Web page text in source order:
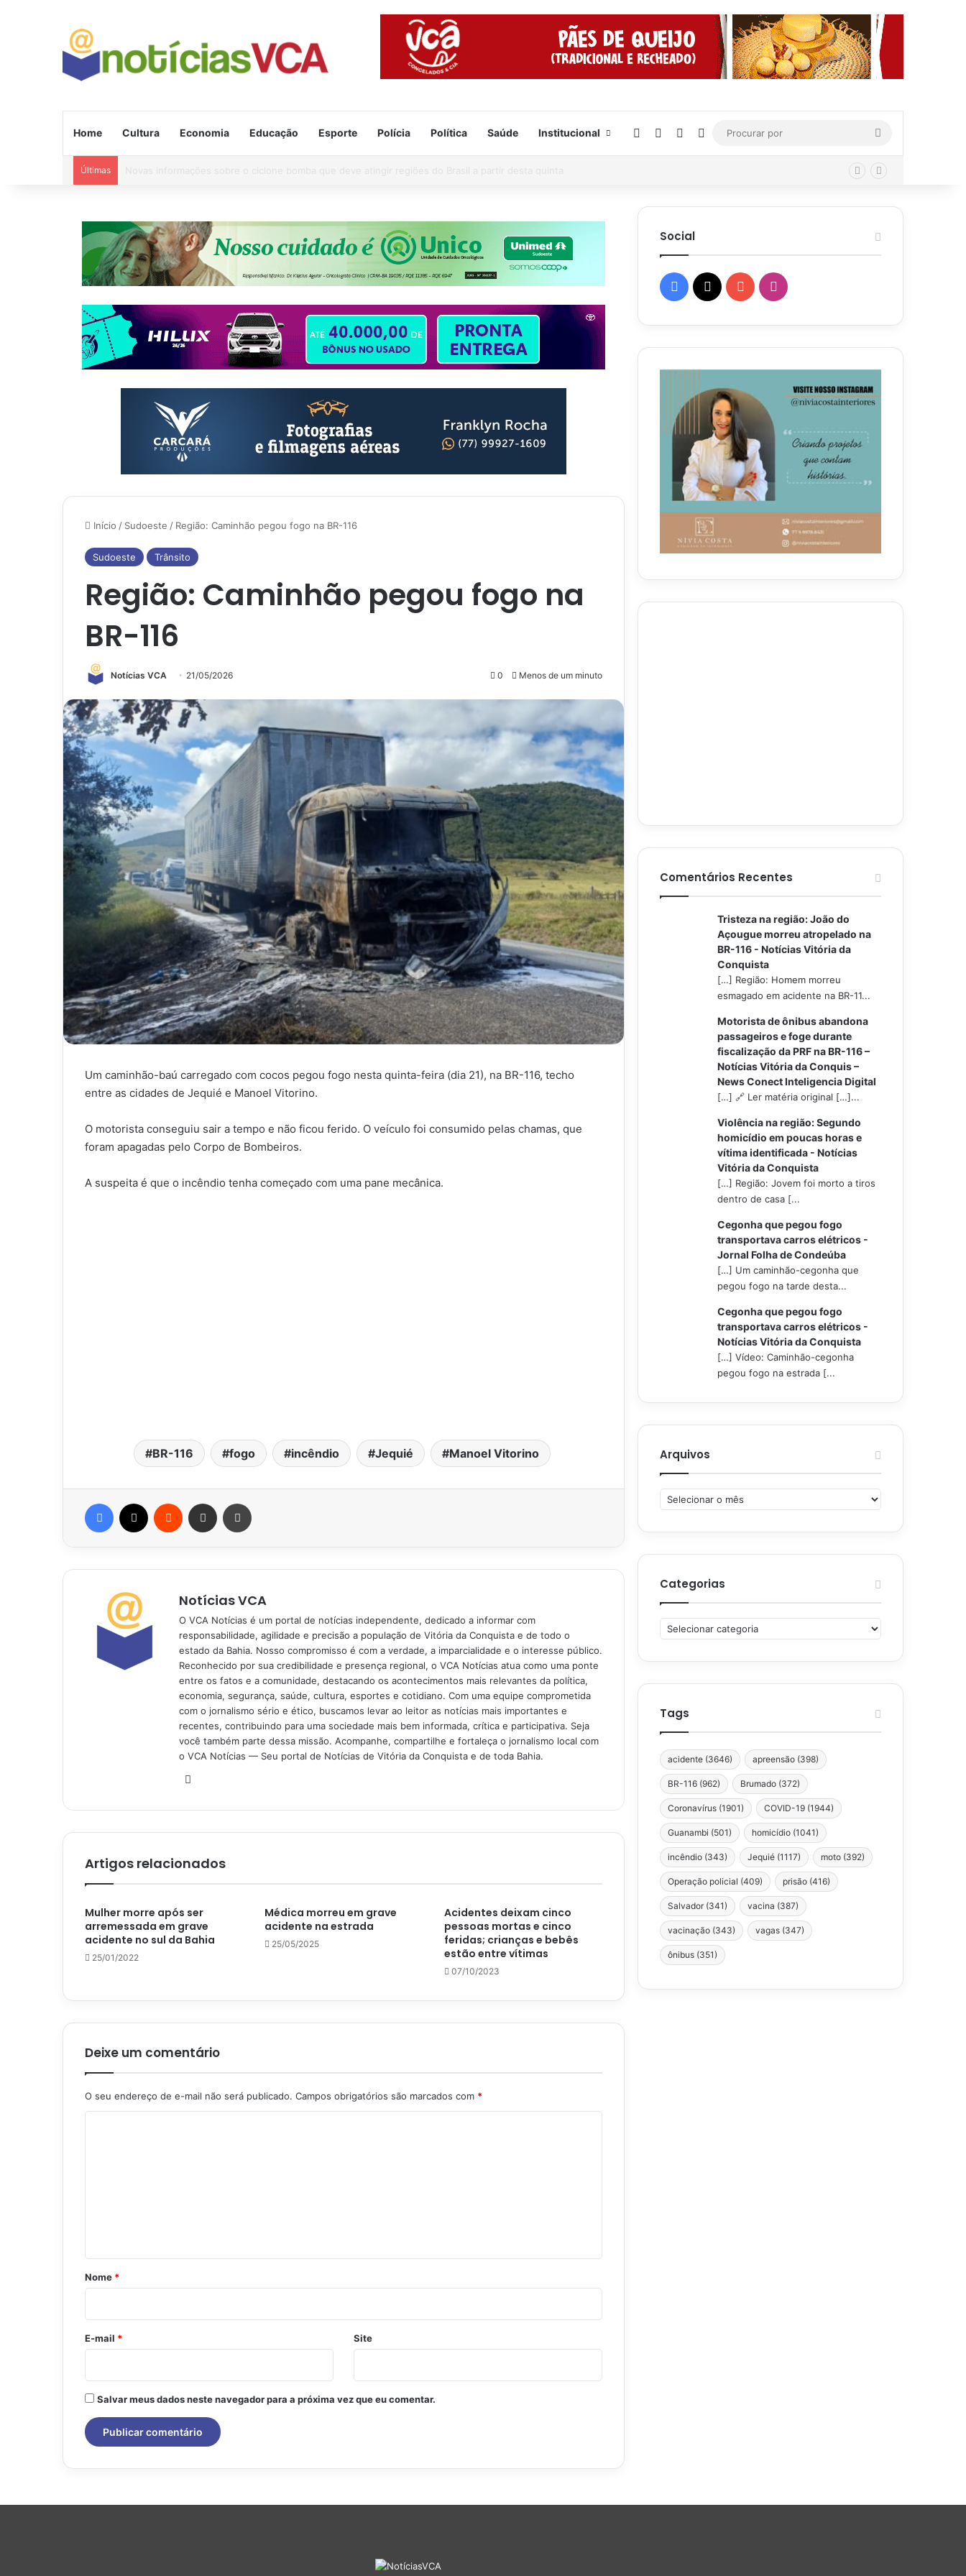
Home Cultura Economia Educação Esporte Polícia Política Saúde Institucional Facebook YouTubeInstagram
Procurar
por
Últimas
Início / Sudoeste / Região: Caminhão pegou fogo na BR-116
Sudoeste Trânsito
Região: Caminhão pegou fogo na
BR-116
Notícias VCA 21/05/2026 0 Menos de um minuto
Um caminhão-baú carregado com cocos pegou fogo nesta quinta-feira (dia 21), na BR-116, techo
entre as cidades de Jequié e Manoel Vitorino.
O motorista conseguiu sair a tempo e não ficou ferido. O veículo foi consumido pelas chamas, que
foram apagadas pelo Corpo de Bombeiros.
A suspeita é que o incêndio tenha começado com uma pane mecânica.
BR-116 fogo incêndio Jequié Manoel Vitorino
Facebook Reddit Compartilhar via e-mail
Notícias VCA
O VCA Notícias é um portal de notícias independente, dedicado a informar com
responsabilidade, agilidade e precisão a população de Vitória da Conquista e de todo o
estado da Bahia. Nosso compromisso é com a verdade, a imparcialidade e o interesse público.
Reconhecido por sua credibilidade e presença regional, o VCA Notícias atua como uma ponte
entre os fatos e a comunidade, destacando os acontecimentos mais relevantes da política,
economia, segurança, saúde, cultura, esportes e cotidiano. Com uma equipe comprometida
com o jornalismo sério e ético, buscamos levar ao leitor as notícias mais importantes e
recentes, contribuindo para uma sociedade mais bem informada, crítica e participativa. Seja
você também parte dessa missão. Acompanhe, compartilhe e fortaleça o jornalismo local com
o VCA Notícias — Seu portal de Notícias de Vitória da Conquista e de toda Bahia.
Artigos relacionados
Mulher morre após ser
arremessada em grave
acidente no sul da Bahia
25/01/2022
Médica morreu em grave
acidente na estrada
25/05/2025
Acidentes deixam cinco
pessoas mortas e cinco
feridas; crianças e bebês
estão entre vítimas
07/10/2023
Deixe um comentário
O seu endereço de e-mail não será publicado. Campos obrigatórios são marcados com *
r
o
*
Nome *
E-mail * Site
Salvar meus dados neste navegador para a próxima vez que eu comentar.
Social
Facebook
X YouTubeInstagram
Comentários Recentes
Tristeza na região: João do
Açougue morreu atropelado na
BR-116 - Notícias Vitória da
Conquista
[…] Região: Homem morreu
esmagado em acidente na BR-11...
Motorista de ônibus abandona
passageiros e foge durante
fiscalização da PRF na BR-116 –
Notícias Vitória da Conquis –
News Conect Inteligencia Digital
[…] 🔗 Ler matéria original […]...
Violência na região: Segundo
homicídio em poucas horas e
vítima identificada - Notícias
Vitória da Conquista
[…] Região: Jovem foi morto a tiros
dentro de casa [...
Cegonha que pegou fogo
transportava carros elétricos -
Jornal Folha de Condeúba
[…] Um caminhão-cegonha que
pegou fogo na tarde desta...
Cegonha que pegou fogo
transportava carros elétricos -
Notícias Vitória da Conquista
[…] Vídeo: Caminhão-cegonha
pegou fogo na estrada [...
Arquivos
Arquivos
Categorias
Categorias
Tags
acidente (3646) apreensão (398)
BR-116 (962) Brumado (372)
Coronavírus (1901) COVID-19 (1944)
Guanambi (501) homicídio (1041)
incêndio (343) Jequié (1117) moto (392)
Operação policial (409) prisão (416)
Salvador (341) vacina (387)
vacinação (343) vagas (347)
ônibus (351)